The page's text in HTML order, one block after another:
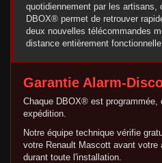
quotidiennement par les
DBOX® permet de retrouver
deux nouvelles télécommandes
distance entièrement fonctionnelle.
Garantie Alarm-
Chaque DBOX® est
expédition.
Notre équipe technique vérifie
votre Renault Mascott avant votre
durant toute l'installation.